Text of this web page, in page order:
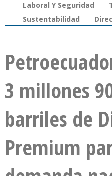
Laboral Y Seguridad
Sustentabilidad
3 millones
barriles de
Premium